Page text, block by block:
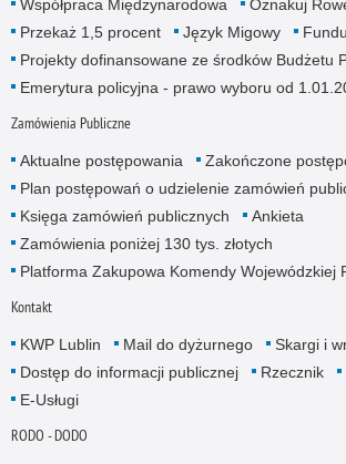
Współpraca Międzynarodowa
Oznakuj
Przekaż 1,5 procent
Język Migowy
Projekty dofinansowane ze środków Budżetu
Emerytura policyjna - prawo wyboru od
Zamówienia Publiczne
Aktualne postępowania
Zakończone
Plan postępowań o udzielenie zamówień
Księga zamówień publicznych
Ankieta
Zamówienia poniżej 130 tys. złotych
Platforma Zakupowa Komendy Wojewódzkiej
Kontakt
KWP Lublin Mail do dyżurnego
Skargi i
Dostęp do informacji publicznej
Rzecznik
E-Usługi
RODO - DODO